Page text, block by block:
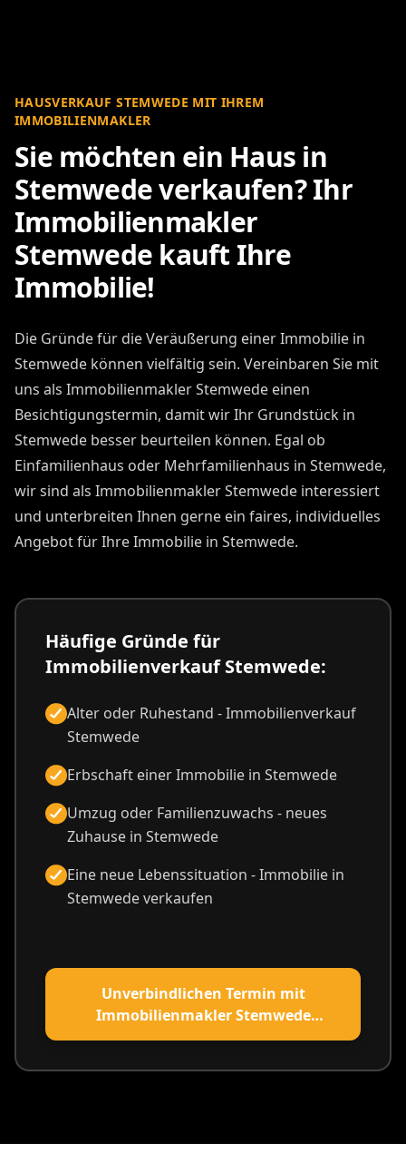
HAUSVERKAUF STEMWEDE MIT IHREM
IMMOBILIENMAKLER
Sie möchten ein Haus in
Stemwede verkaufen? Ihr
Immobilienmakler
Stemwede kauft Ihre
Immobilie!
Die Gründe für die Veräußerung einer Immobilie in
Stemwede können vielfältig sein. Vereinbaren Sie mit
uns als Immobilienmakler Stemwede einen
Besichtigungstermin, damit wir Ihr Grundstück in
Stemwede besser beurteilen können. Egal ob
Einfamilienhaus oder Mehrfamilienhaus in Stemwede,
wir sind als Immobilienmakler Stemwede interessiert
und unterbreiten Ihnen gerne ein faires, individuelles
Angebot für Ihre Immobilie in Stemwede.
Häufige Gründe für
Immobilienverkauf Stemwede:
Alter oder Ruhestand - Immobilienverkauf
Stemwede
Erbschaft einer Immobilie in Stemwede
Umzug oder Familienzuwachs - neues
Zuhause in Stemwede
Eine neue Lebenssituation - Immobilie in
Stemwede verkaufen
Unverbindlichen Termin mit
Immobilienmakler Stemwede
vereinbaren